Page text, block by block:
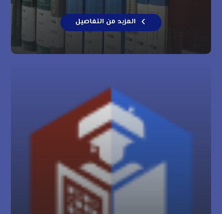
المزيد من التفاصيل